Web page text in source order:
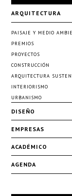
ARQUITECTURA
PAISAJE Y MEDIO
PREMIOS
PROYECTOS
CONSTRUCCIÓN
ARQUITECTURA
INTERIORISMO
URBANISMO
DISEÑO
EMPRESAS
ACADÉMICO
AGENDA